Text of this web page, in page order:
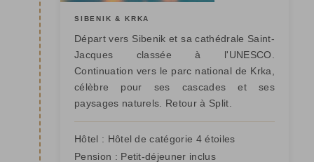
SIBENIK & KRKA
Départ vers Sibenik et sa cathédrale Saint-
Jacques classée à l'UNESCO.
Continuation vers le parc national de Krka,
célèbre pour ses cascades et ses
paysages naturels. Retour à Split.
Hôtel : Hôtel de catégorie 4 étoiles
Pension : Petit-déjeuner inclus